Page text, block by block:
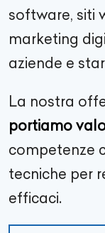
software, siti
marketing
aziende e
La nostra
portiamo
competenze
tecniche per
efficaci.